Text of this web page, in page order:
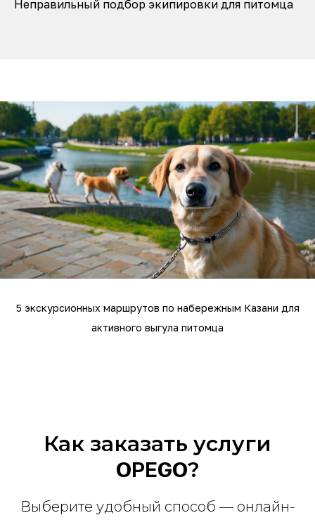
Неправильный подбор экипировки для питомца
5 экскурсионных маршрутов по набережным Казани для
активного выгула питомца
Как заказать услуги
OPEGO?
Выберите удобный способ — онлайн-